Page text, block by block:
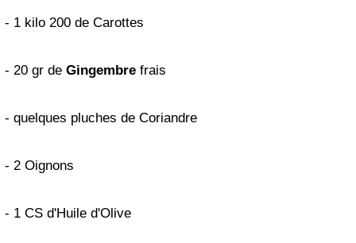
- 1 kilo 200 de Carottes
- 20 gr de Gingembre frais
- quelques pluches de Coriandre
- 2 Oignons
- 1 CS d'Huile d'Olive